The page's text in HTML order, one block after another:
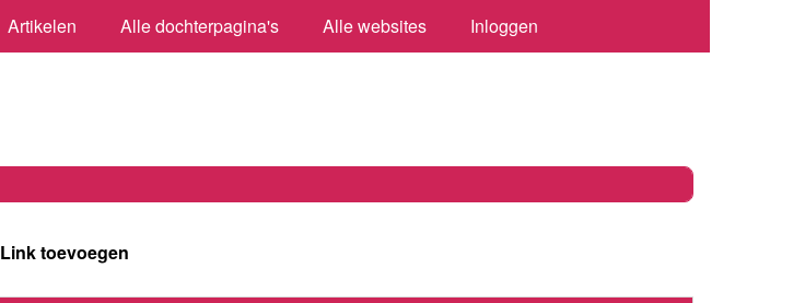
Artikelen Alle dochterpagina's Alle websites Inloggen
Link toevoegen